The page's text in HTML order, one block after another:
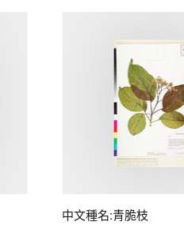
中文種名:青脆枝